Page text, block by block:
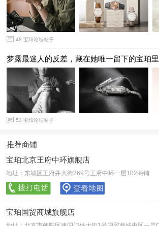
48 宝珀论坛帖子
梦露最迷人的反差，藏在她唯一留下的宝珀里
53 宝珀论坛帖子
推荐商铺
宝珀北京王府中环旗舰店
地址：东城区王府井大街269号王府中环一层102商铺
宝珀国贸商城旗舰店